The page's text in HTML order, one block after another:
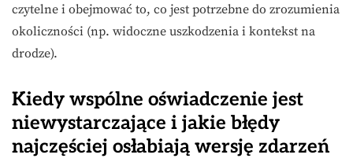
czytelne i obejmować to, co jest potrzebne do zrozumienia
okoliczności (np. widoczne uszkodzenia i kontekst na
drodze).
Kiedy wspólne oświadczenie jest
niewystarczające i jakie błędy
najczęściej osłabiają wersję zdarzeń